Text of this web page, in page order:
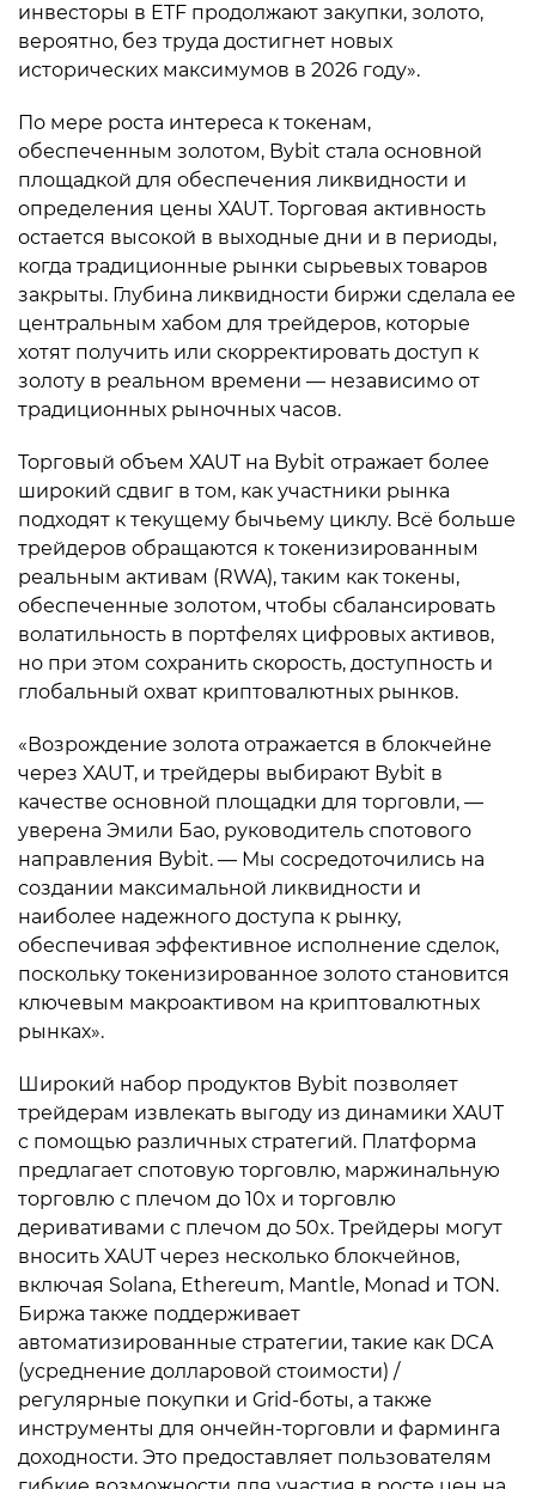
инвесторы в ETF продолжают закупки, золото,
вероятно, без труда достигнет новых
исторических максимумов в 2026 году».
По мере роста интереса к токенам,
обеспеченным золотом, Bybit стала основной
площадкой для обеспечения ликвидности и
определения цены XAUT. Торговая активность
остается высокой в выходные дни и в периоды,
когда традиционные рынки сырьевых товаров
закрыты. Глубина ликвидности биржи сделала ее
центральным хабом для трейдеров, которые
хотят получить или скорректировать доступ к
золоту в реальном времени — независимо от
традиционных рыночных часов.
Торговый объем XAUT на Bybit отражает более
широкий сдвиг в том, как участники рынка
подходят к текущему бычьему циклу. Всё больше
трейдеров обращаются к токенизированным
реальным активам (RWA), таким как токены,
обеспеченные золотом, чтобы сбалансировать
волатильность в портфелях цифровых активов,
но при этом сохранить скорость, доступность и
глобальный охват криптовалютных рынков.
«Возрождение золота отражается в блокчейне
через XAUT, и трейдеры выбирают Bybit в
качестве основной площадки для торговли, —
уверена Эмили Бао, руководитель спотового
направления Bybit. — Мы сосредоточились на
создании максимальной ликвидности и
наиболее надежного доступа к рынку,
обеспечивая эффективное исполнение сделок,
поскольку токенизированное золото становится
ключевым макроактивом на криптовалютных
рынках».
Широкий набор продуктов Bybit позволяет
трейдерам извлекать выгоду из динамики XAUT
с помощью различных стратегий. Платформа
предлагает спотовую торговлю, маржинальную
торговлю с плечом до 10x и торговлю
деривативами с плечом до 50x. Трейдеры могут
вносить XAUT через несколько блокчейнов,
включая Solana, Ethereum, Mantle, Monad и TON.
Биржа также поддерживает
автоматизированные стратегии, такие как DCA
(усреднение долларовой стоимости) /
регулярные покупки и Grid-боты, а также
инструменты для ончейн-торговли и фарминга
доходности. Это предоставляет пользователям